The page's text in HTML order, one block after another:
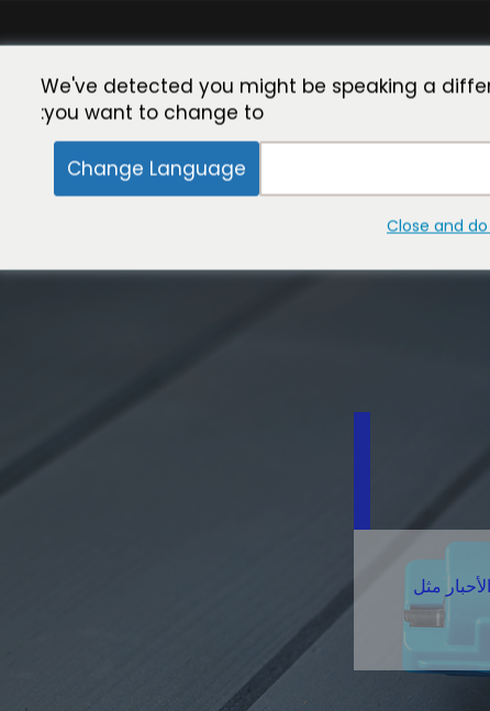
معنا تعرّف على خبير الحبر معمل التصنيع
مثل
We've detected you might be speaking a
you want to change to:
Change Language
Close and